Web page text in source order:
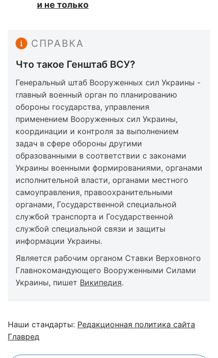
и не только
СПРАВКА
Что такое Генштаб ВСУ?
Генеральный штаб Вооруженных сил Украины -
главный военный орган по планированию
обороны государства, управления
применением Вооруженных сил Украины,
координации и контроля за выполнением
задач в сфере обороны другими
образованными в соответствии с законами
Украины военными формированиями, органами
исполнительной власти, органами местного
самоуправления, правоохранительными
органами, Государственной специальной
службой транспорта и Государственной
службой специальной связи и защиты
информации Украины.
Является рабочим органом Ставки Верховного
Главнокомандующего Вооруженными Силами
Украины, пишет Википедия.
Наши стандарты: Редакционная политика сайта
Главред